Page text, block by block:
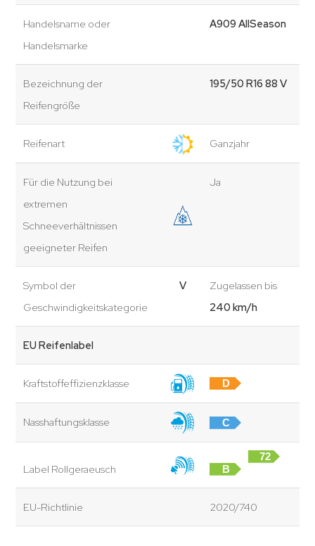
Handelsname oder
Handelsmarke
A909 AllSeason
Bezeichnung der
Reifengröße
195/50 R16 88 V
Reifenart Ganzjahr
Für die Nutzung bei
extremen
Schneeverhältnissen
geeigneter Reifen
Ja
Symbol der
Geschwindigkeitskategorie
V
Zugelassen bis
240 km/h
EU Reifenlabel
Kraftstoffeffizienzklasse D
Nasshaftungsklasse C
Label Rollgeraeusch B
72
EU-Richtlinie 2020/740